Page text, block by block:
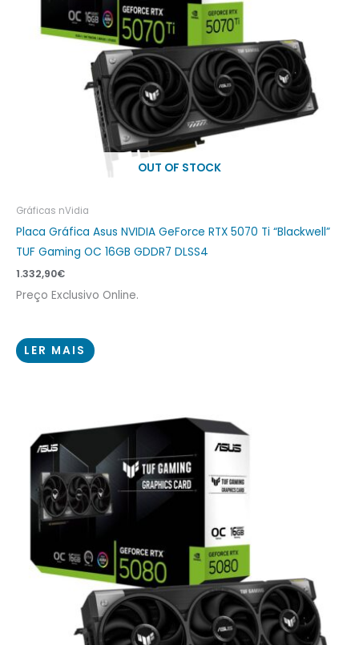
OUT OF STOCK
Gráficas nVidia
Placa Gráfica Asus NVIDIA GeForce RTX 5070 Ti “Blackwell”
TUF Gaming OC 16GB GDDR7 DLSS4
1.332,90€
Preço Exclusivo Online.
LER MAIS